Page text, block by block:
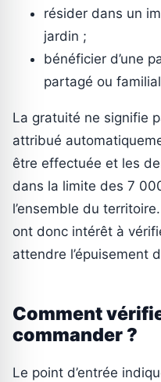
résider dans un
jardin ;
bénéficier d’une
partagé ou
La gratuité ne signifie
attribué
être effectuée et les
dans la limite des 7
l’ensemble du
ont donc intérêt à
attendre l’épuisement
Comment
commander ?
Le point d’entrée